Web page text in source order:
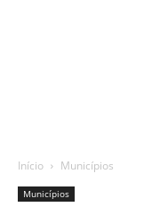
Início Municípios
Municípios